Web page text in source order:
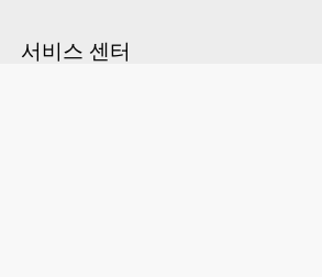
서비스 센터